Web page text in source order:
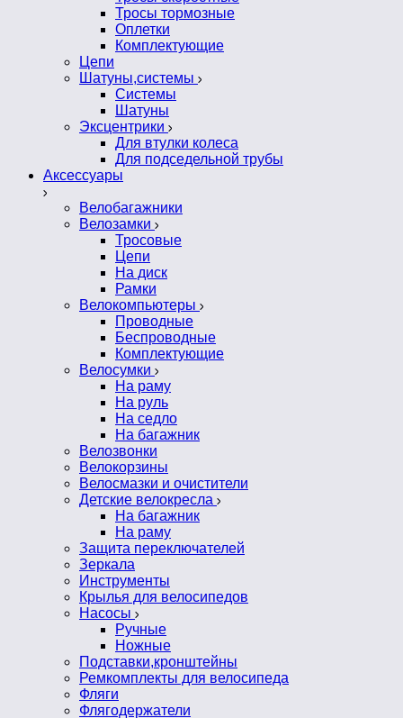
Тросы тормозные
Оплетки
Комплектующие
Цепи
Шатуны,системы
Системы
Шатуны
Эксцентрики
Для втулки колеса
Для подседельной трубы
Аксессуары
Велобагажники
Велозамки
Тросовые
Цепи
На диск
Рамки
Велокомпьютеры
Проводные
Беспроводные
Комплектующие
Велосумки
На раму
На руль
На седло
На багажник
Велозвонки
Велокорзины
Велосмазки и очистители
Детские велокресла
На багажник
На раму
Защита переключателей
Зеркала
Инструменты
Крылья для велосипедов
Насосы
Ручные
Ножные
Подставки,кронштейны
Ремкомплекты для велосипеда
Фляги
Флягодержатели